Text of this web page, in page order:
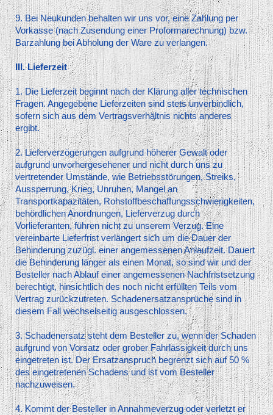
9. Bei Neukunden behalten wir uns vor, eine Zahlung per
Vorkasse (nach Zusendung einer Proformarechnung) bzw.
Barzahlung bei Abholung der Ware zu verlangen.
III. Lieferzeit
1. Die Lieferzeit beginnt nach der Klärung aller technischen
Fragen. Angegebene Lieferzeiten sind stets unverbindlich,
sofern sich aus dem Vertragsverhältnis nichts anderes
ergibt.
2. Lieferverzögerungen aufgrund höherer Gewalt oder
aufgrund unvorhergesehener und nicht durch uns zu
vertretender Umstände, wie Betriebsstörungen, Streiks,
Aussperrung, Krieg, Unruhen, Mangel an
Transportkapazitäten, Rohstoffbeschaffungsschwierigkeiten,
behördlichen Anordnungen, Lieferverzug durch
Vorlieferanten, führen nicht zu unserem Verzug. Eine
vereinbarte Lieferfrist verlängert sich um die Dauer der
Behinderung zuzügl. einer angemessenen Anlaufzeit. Dauert
die Behinderung länger als einen Monat, so sind wir und der
Besteller nach Ablauf einer angemessenen Nachfristsetzung
berechtigt, hinsichtlich des noch nicht erfüllten Teils vom
Vertrag zurückzutreten. Schadenersatzansprüche sind in
diesem Fall wechselseitig ausgeschlossen.
3. Schadenersatz steht dem Besteller zu, wenn der Schaden
aufgrund von Vorsatz oder grober Fahrlässigkeit durch uns
eingetreten ist. Der Ersatzanspruch begrenzt sich auf 50 %
des eingetretenen Schadens und ist vom Besteller
nachzuweisen.
4. Kommt der Besteller in Annahmeverzug oder verletzt er